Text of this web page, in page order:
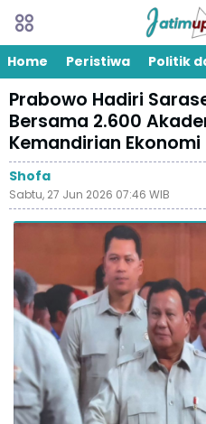
Home Peristiwa Politik
Prabowo Hadiri
Bersama 2.600
Kemandirian Ekonomi
Shofa
Sabtu, 27 Jun 2026 07:46 WIB